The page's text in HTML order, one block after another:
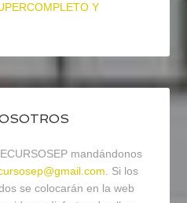
Y
mandándonos
. Si los
se colocarán en la web